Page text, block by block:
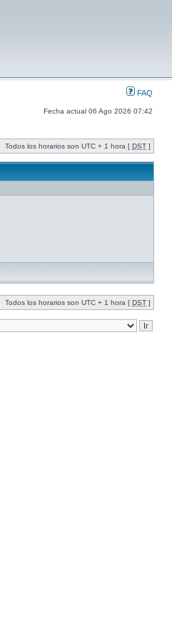
FAQ
Fecha actual 06 Ago 2026 07:42
Todos los horarios son UTC + 1 hora [ DST ]
Todos los horarios son UTC + 1 hora [ DST ]